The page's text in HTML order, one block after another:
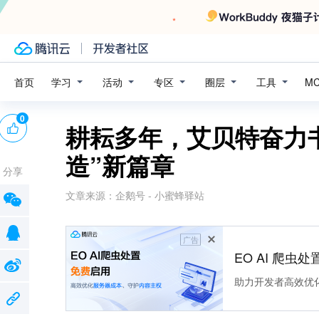
首页 学习 活动 专区 圈层 工具
耕耘多年，艾贝特奋
造”新篇章
文章来源： 企鹅号 - 小蜜蜂驿站
广告
EO AI 爬虫处
助力开发者高效优
0
分享